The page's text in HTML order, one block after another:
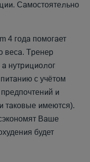
Самостоятельно
4 года помогает
веса. Тренер
нутрициолог
с учётом
и
таковые имеются).
Ваше
будет